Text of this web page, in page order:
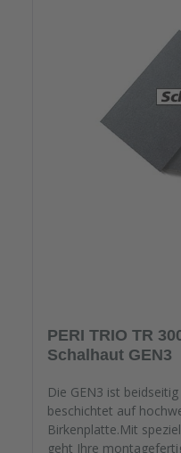
PERI TRIO TR
Schalhaut GEN3
Die GEN3 ist
beschichtet auf
Birkenplatte.Mit
geht Ihre